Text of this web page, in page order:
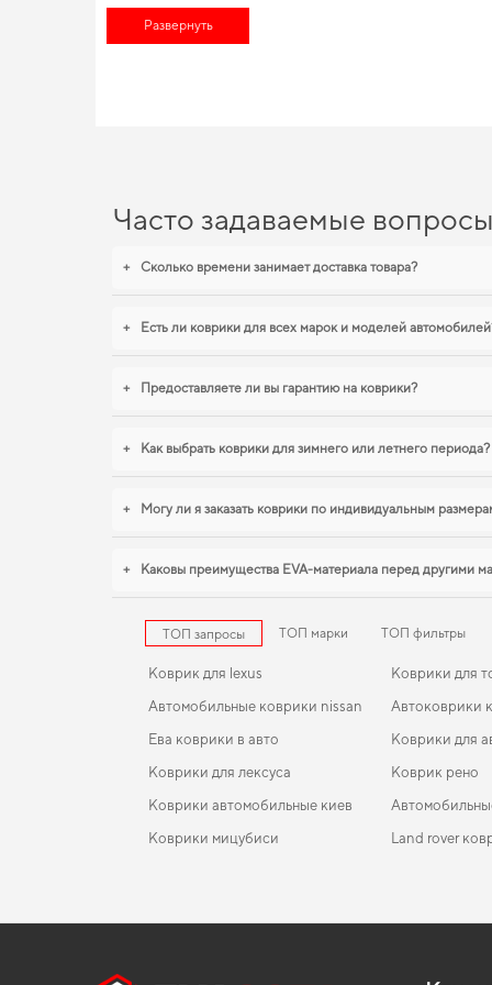
Сделайте поездки более удобными,
практичные автомобильные аксессуары -
особенностей наших решений состоит в специализации по
Развернуть
Часто задаваемые вопросы
+ Сколько времени занимает доставка товара?
+ Есть ли коврики для всех марок и моделей
+ Предоставляете ли вы гарантию на коврики?
+ Как выбрать коврики для зимнего или летнего периода?
+ Могу ли я заказать коврики по индивидуальным
+ Каковы преимущества EVA-материала перед другими
ТОП запросы ТОП марки ТОП фильтры
Коврик для lexus
Автомобильные коврики nissan
Ева коврики в авто
Коврики для лексуса
Коврики автомобильные киев
Коврики мицубиси
Коврики для
Автоковрики
Коврики для
Коврик рено
Land rover